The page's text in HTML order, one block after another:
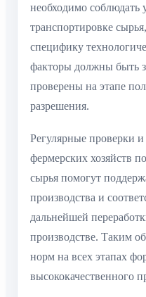
необходимо соблюдать
транспортировке
специфику
факторы должны быть
проверены на этапе
разрешения.
Регулярные проверки
фермерских хозяйств
сырья помогут
производства и
дальнейшей
производстве. Таким
норм на всех этапах
высококачественного